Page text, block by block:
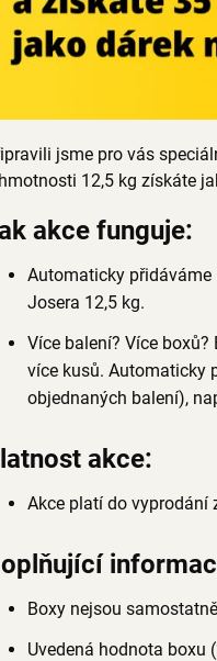
jsme pro vás
12,5 kg získáte
akce funguje:
Automaticky přidáváme
Josera 12,5 kg.
Více balení? Více
více kusů. Automaticky
objednaných balení),
akce:
Akce platí do vyprodání
Boxy nejsou
Uvedená hodnota boxu